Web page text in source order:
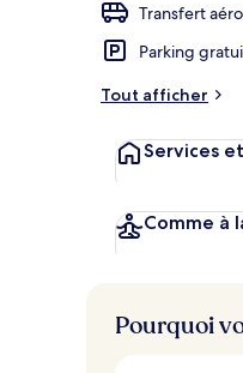
Transfert
Parking
Tout afficher
Services
Comme à
Pourquoi